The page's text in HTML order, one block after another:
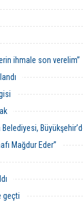
ihmale son verelim”
Mağdur Eder”
geçti